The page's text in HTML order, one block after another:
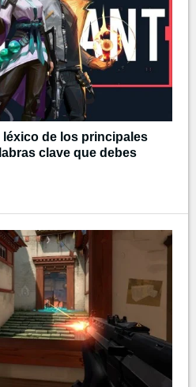
léxico de los principales
clave que debes